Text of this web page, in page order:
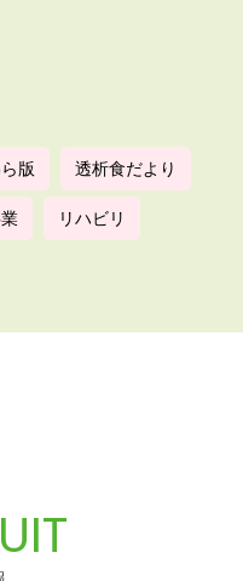
版 透析食だより
リハビリ